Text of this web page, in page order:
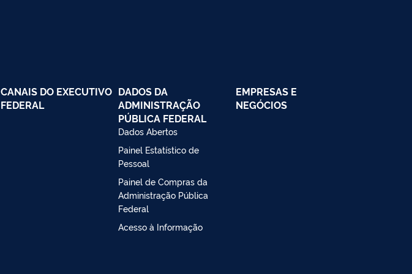
CANAIS DO EXECUTIVO
FEDERAL
DADOS DA
ADMINISTRAÇÃO
PÚBLICA FEDERAL
Dados Abertos
Painel Estatístico de
Pessoal
Painel de Compras da
Administração Pública
Federal
Acesso à Informação
EMPRESAS E
NEGÓCIOS